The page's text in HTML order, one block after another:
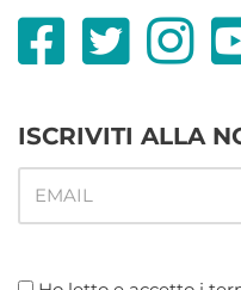
ISCRIVITI ALLA